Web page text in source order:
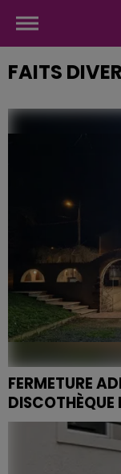
FAITS
FERMETURE
DISCOTHÈQUE
Depuis ce
Légéville-et-
rideau pour trois